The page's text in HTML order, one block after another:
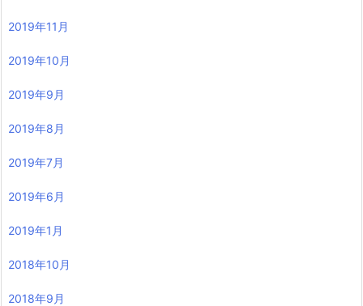
2019年11月
2019年10月
2019年9月
2019年8月
2019年7月
2019年6月
2019年1月
2018年10月
2018年9月